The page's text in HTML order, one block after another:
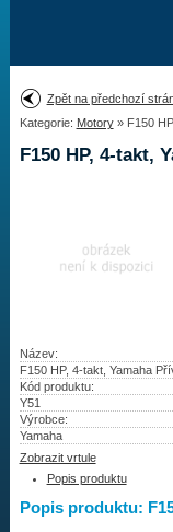
Provedení:
Výrobce:
Najít vrtuli
Vrtule
Kontakty
Aktuality
Zpět na předchozí
Kategorie: Motory» F150
F150 HP, 4-takt,
Název:
F150 HP, 4-takt, Yamaha
Kód produktu:
Y51
Výrobce:
Yamaha
Zobrazit vrtule
Popis produktu
Popis produktu: